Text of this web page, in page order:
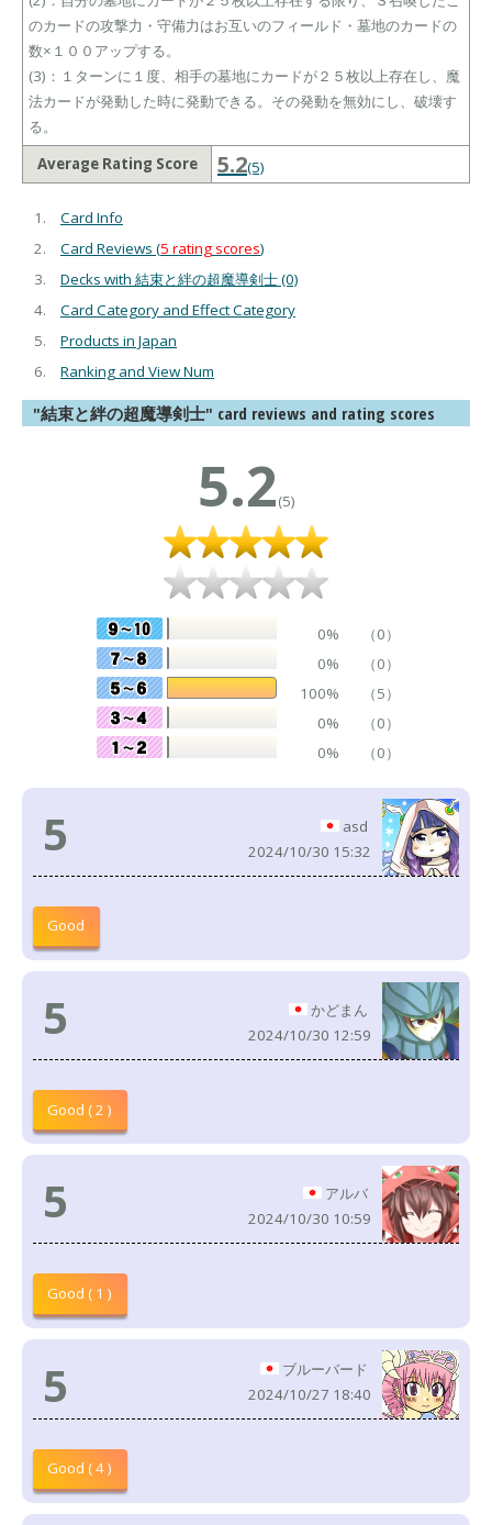
のカードの攻撃力・守備力はお互いのフィールド・墓地のカードの
数×１００アップする。
(3)：１ターンに１度、相手の墓地にカードが２５枚以上存在し、魔
法カードが発動した時に発動できる。その発動を無効にし、破壊す
る。
Average Rating Score
5.2(5)
Card Info
Card Reviews (5 rating scores)
Decks with 結束と絆の超魔導剣士 (0)
Card Category and Effect Category
Products in Japan
Ranking and View Num
"結束と絆の超魔導剣士" card reviews and rating scores
5.2(5)
0%
（0）
0%
（0）
100%
（5）
0%
（0）
0%
（0）
5
asd
2024/10/30 15:32
Good
5
かどまん
2024/10/30 12:59
Good ( 2 )
5
アルバ
2024/10/30 10:59
Good ( 1 )
5
ブルーバード
2024/10/27 18:40
Good ( 4 )